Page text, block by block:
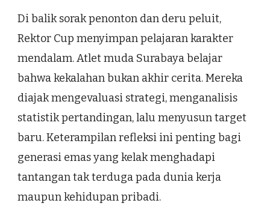
Di balik sorak penonton dan deru peluit,
Rektor Cup menyimpan pelajaran karakter
mendalam. Atlet muda Surabaya belajar
bahwa kekalahan bukan akhir cerita. Mereka
diajak mengevaluasi strategi, menganalisis
statistik pertandingan, lalu menyusun target
baru. Keterampilan refleksi ini penting bagi
generasi emas yang kelak menghadapi
tantangan tak terduga pada dunia kerja
maupun kehidupan pribadi.